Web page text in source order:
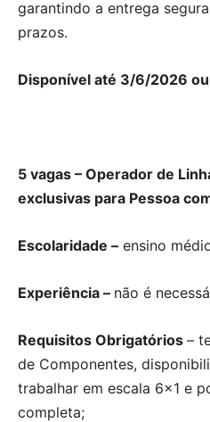
garantindo a entrega
prazos.
Disponível até 3/6/2026
5 vagas – Operador de
exclusivas para Pessoa
Escolaridade – ensino
Experiência – não é
Requisitos Obrigatórios –
de Componentes,
trabalhar em escala 6×1 e
completa;